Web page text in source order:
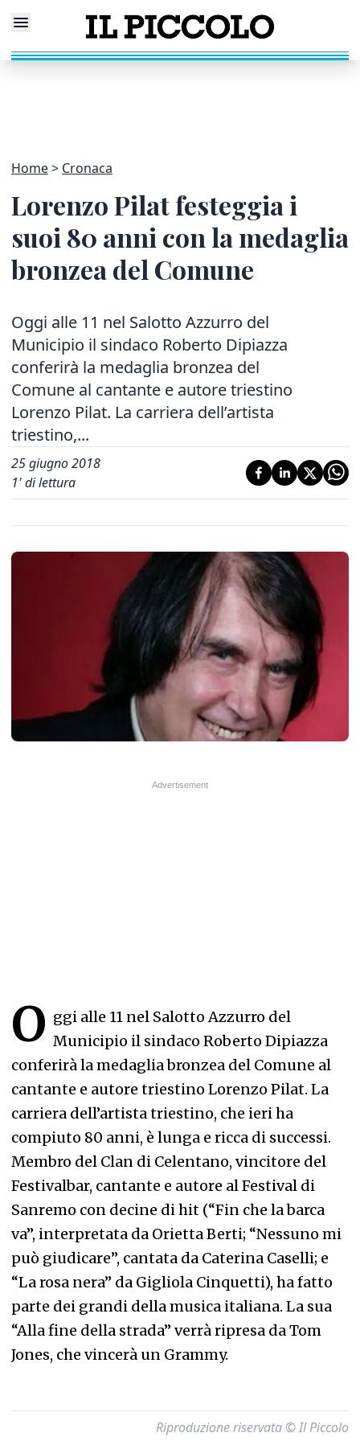
Home Cronaca
Lorenzo Pilat festeggia i
suoi 80 anni con la medaglia
bronzea del Comune
Oggi alle 11 nel Salotto Azzurro del
Municipio il sindaco Roberto Dipiazza
conferirà la medaglia bronzea del
Comune al cantante e autore triestino
Lorenzo Pilat. La carriera dell’artista
triestino,...
25 giugno 2018
1' di lettura
O ggi alle 11 nel Salotto Azzurro del
Municipio il sindaco Roberto Dipiazza
conferirà la medaglia bronzea del Comune al
cantante e autore triestino Lorenzo Pilat. La
carriera dell’artista triestino, che ieri ha
compiuto 80 anni, è lunga e ricca di successi.
Membro del Clan di Celentano, vincitore del
Festivalbar, cantante e autore al Festival di
Sanremo con decine di hit (“Fin che la barca
va”, interpretata da Orietta Berti; “Nessuno mi
può giudicare”, cantata da Caterina Caselli; e
“La rosa nera” da Gigliola Cinquetti), ha fatto
parte dei grandi della musica italiana. La sua
“Alla fine della strada” verrà ripresa da Tom
Jones, che vincerà un Grammy.
Riproduzione riservata © Il Piccolo